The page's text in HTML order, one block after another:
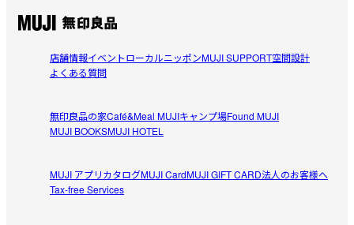
部屋の中央から4隅に向かって、1プッシュずつ下方に噴射して
ください。（6畳あたり4プッシュ）
【使用場所例】
リビング・寝室などのお部屋に
取扱説明書
チル
2026/08/04
効いてるのか？？？
これは効いてるのか？
yoyo
店舗情報イベントローカルニッポンMUJI SUPPORT空間設計
よくある質問
無印良品の家Café&Meal MUJIキャンプ場Found MUJI
MUJI BOOKSMUJI HOTEL
MUJI アプリカタログMUJI CardMUJI GIFT CARD法人のお客様へ
Tax-free Services